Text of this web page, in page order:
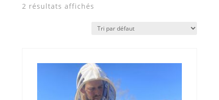
2 résultats affichés